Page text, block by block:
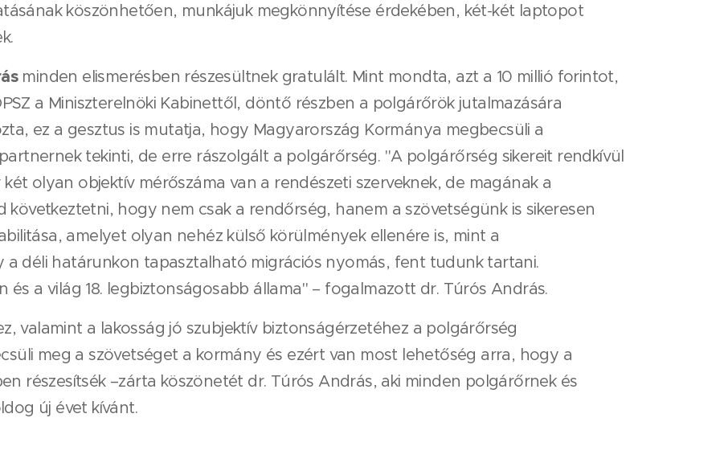
köszönhetően, munkájuk megkönnyítése érdekében, két-két laptopot
minden elismerésben részesültnek gratulált. Mint mondta, azt a 10 millió forintot,
a Miniszterelnöki Kabinettől, döntő részben a polgárőrök jutalmazására
ez a gesztus is mutatja, hogy Magyarország Kormánya megbecsüli a
tekinti, de erre rászolgált a polgárőrség. "A polgárőrség sikereit rendkívül
olyan objektív mérőszáma van a rendészeti szerveknek, de magának a
hogy nem csak a rendőrség, hanem a szövetségünk is sikeresen
amelyet olyan nehéz külső körülmények ellenére is, mint a
a déli határunkon tapasztalható migrációs nyomás, fent tudunk tartani.
és a világ 18. legbiztonságosabb állama" – fogalmazott dr. Túrós András.
valamint a lakosság jó szubjektív biztonságérzetéhez a polgárőrség
meg a szövetséget a kormány és ezért van most lehetőség arra, hogy a
részesítsék –zárta köszönetét dr. Túrós András, aki minden polgárőrnek és
új évet kívánt.